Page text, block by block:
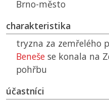
Brno-město
charakteristika
tryzna za zemřelého
Beneše se konala na
pohřbu
účastníci